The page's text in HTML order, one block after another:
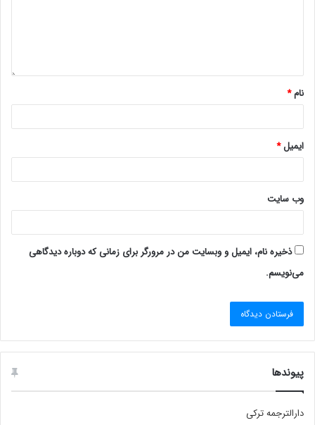
نام*
ایمیل*
وب‌ سایت
ذخیره نام، ایمیل و وبسایت من در مرورگر برای زمانی که دوباره دیدگاهی
می‌نویسم.
پیوندها
دارالترجمه ترکی